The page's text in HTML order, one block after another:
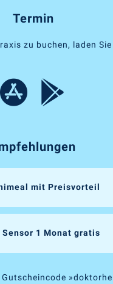
Termin
zu buchen, laden
mit Preisvorteil
Sensor 1 Monat gratis